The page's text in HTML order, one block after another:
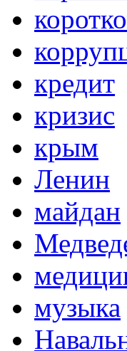
кредит
кризис
крым
Ленин
майдан
музыка